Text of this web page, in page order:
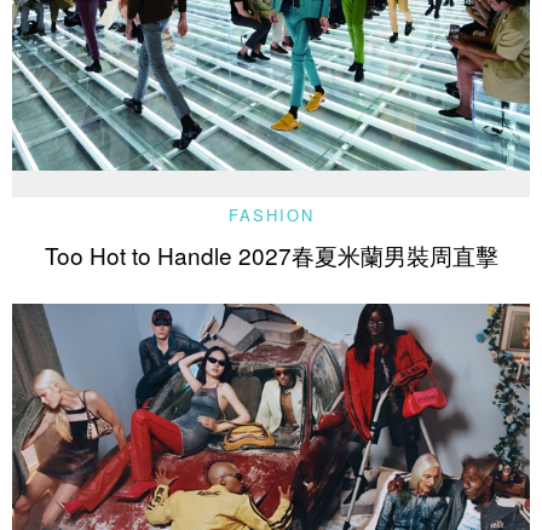
FASHION
Too Hot to Handle 2027春夏米蘭男裝周直擊